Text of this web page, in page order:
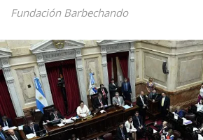
Fundación Barbechando